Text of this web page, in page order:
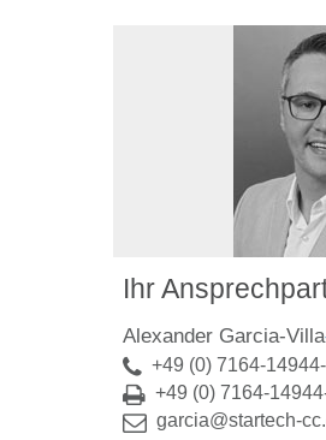
Ihr
Alexander Garcia-Villa
+49 (0) 7164-
+49 (0) 7164-
garcia@startech-